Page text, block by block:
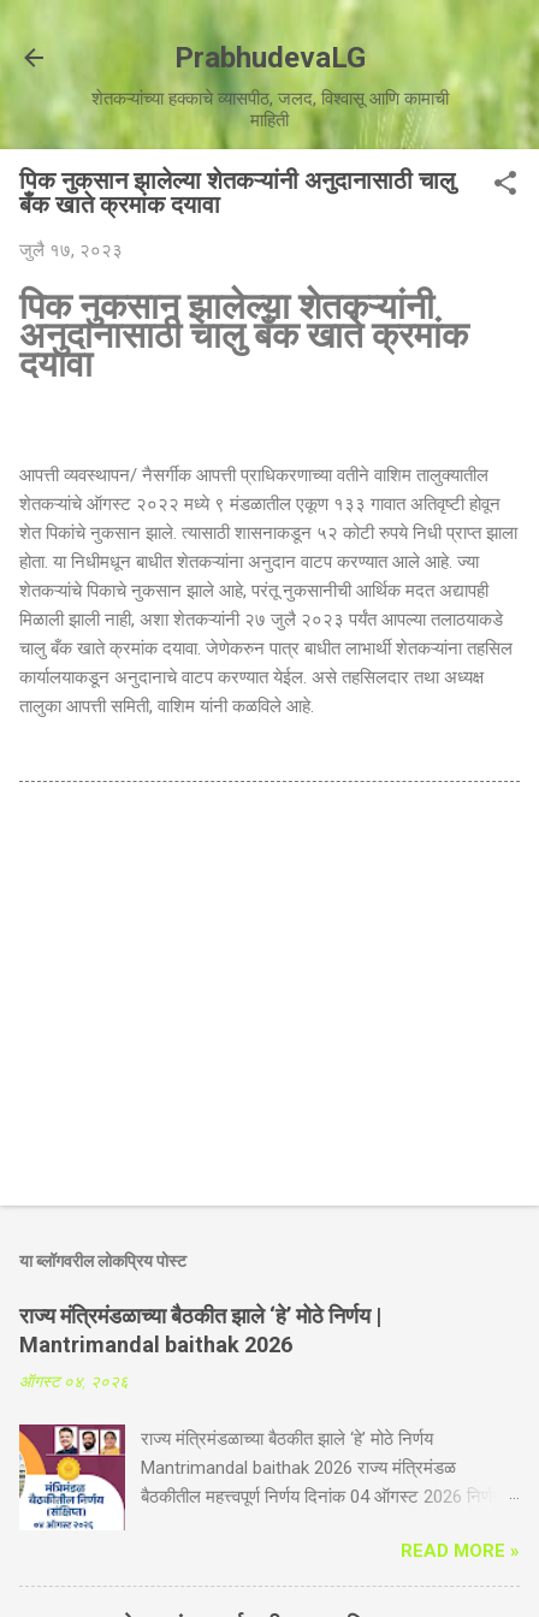
मुख्य सामग्रीवर वगळा
PrabhudevaLG
शेतकऱ्यांच्या हक्काचे व्यासपीठ, जलद, विश्वासू आणि कामाची
माहिती
पिक नुकसान झालेल्या शेतकऱ्यांनी अनुदानासाठी चालु
बँक खाते क्रमांक दयावा
जुलै १७, २०२३
पिक नुकसान झालेल्या शेतकऱ्यांनी
अनुदानासाठी चालु बँक खाते क्रमांक
दयावा
आपत्ती व्यवस्थापन/ नैसर्गीक आपत्ती प्राधिकरणाच्या वतीने वाशिम तालुक्यातील
शेतकऱ्यांचे ऑगस्ट २०२२ मध्ये ९ मंडळातील एकूण १३३ गावात अतिवृष्टी होवून
शेत पिकांचे नुकसान झाले. त्यासाठी शासनाकडून ५२ कोटी रुपये निधी प्राप्त झाला
होता. या निधीमधून बाधीत शेतकऱ्यांना अनुदान वाटप करण्यात आले आहे. ज्या
शेतकऱ्यांचे पिकाचे नुकसान झाले आहे, परंतू नुकसानीची आर्थिक मदत अद्यापही
मिळाली झाली नाही, अशा शेतकऱ्यांनी २७ जुलै २०२३ पर्यंत आपल्या तलाठयाकडे
चालु बँक खाते क्रमांक दयावा. जेणेकरुन पात्र बाधीत लाभार्थी शेतकऱ्यांना तहसिल
कार्यालयाकडून अनुदानाचे वाटप करण्यात येईल. असे तहसिलदार तथा अध्यक्ष
तालुका आपत्ती समिती, वाशिम यांनी कळविले आहे.
या ब्लॉगवरील लोकप्रिय पोस्ट
राज्य मंत्रिमंडळाच्या बैठकीत झाले ‘हे’ मोठे निर्णय |
Mantrimandal baithak 2026
ऑगस्ट ०४, २०२६
राज्य मंत्रिमंडळाच्या बैठकीत झाले ‘हे’ मोठे निर्णय
Mantrimandal baithak 2026 राज्य मंत्रिमंडळ
बैठकीतील महत्त्वपूर्ण निर्णय दिनांक 04 ऑगस्ट 2026 निर्णय
सुरक्षा सानुग्रह अनुदान योजनेस आणखी तीन वर्षाची मुदतवाढ.
आता योजनेत भूमिहीन शेतमजूर व महिला शेतकऱ्यांचा समावेश
होणार. महिला शेतकरी सक्षमीकरण कायद्यामुळे दिलासा. यापूर्वी
READ MORE »